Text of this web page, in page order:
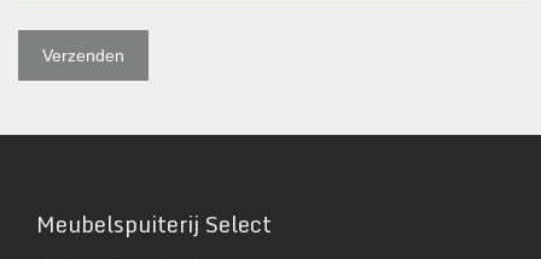
Meubelspuiterij Select